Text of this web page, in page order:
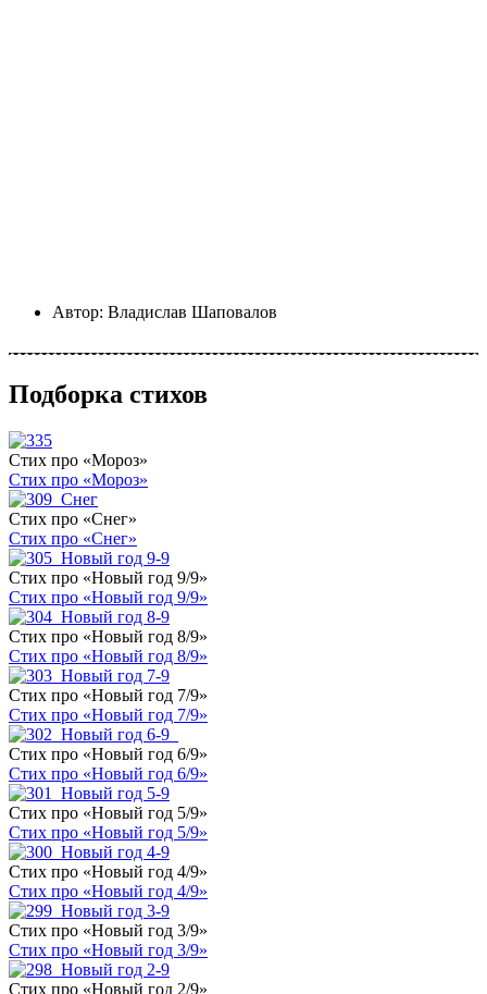
Автор: Владислав Шаповалов
Подборка стихов
Стих про «Мороз»
Стих про «Мороз»
Стих про «Снег»
Стих про «Снег»
Стих про «Новый год 9/9»
Стих про «Новый год 9/9»
Стих про «Новый год 8/9»
Стих про «Новый год 8/9»
Стих про «Новый год 7/9»
Стих про «Новый год 7/9»
Стих про «Новый год 6/9»
Стих про «Новый год 6/9»
Стих про «Новый год 5/9»
Стих про «Новый год 5/9»
Стих про «Новый год 4/9»
Стих про «Новый год 4/9»
Стих про «Новый год 3/9»
Стих про «Новый год 3/9»
Стих про «Новый год 2/9»